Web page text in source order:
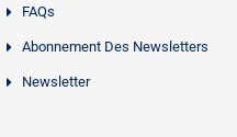
FAQs
Abonnement Des Newsletters
Newsletter